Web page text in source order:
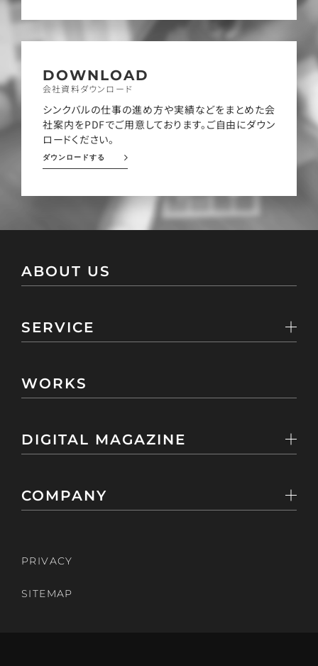
DOWNLOAD
会社資料ダウンロード
シンクバルの仕事の進め方や実績などをまとめた会
社案内をPDFでご用意しております。ご自由にダウン
ロードください。
ダウンロードする
ABOUT US
SERVICE
WORKS
DIGITAL MAGAZINE
COMPANY
PRIVACY
SITEMAP